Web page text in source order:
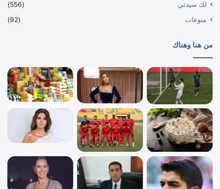
لك سيدتي
(556)
منوعات
(92)
من هنا وهناك